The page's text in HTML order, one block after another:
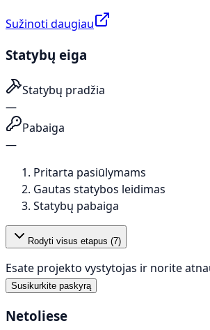
Sužinoti daugiau
Statybų eiga
Statybų pradžia
—
Pabaiga
—
Pritarta pasiūlymams
Gautas statybos leidimas
Statybų pabaiga
Rodyti visus etapus (7)
Esate projekto vystytojas ir norite
Susikurkite paskyrą
Netoliese